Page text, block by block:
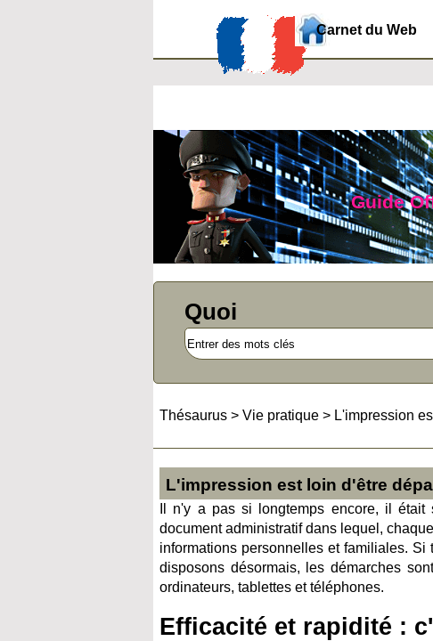
Carnet du Web
Guide
Quoi
Thésaurus > Vie pratique > L'impression
L'impression est loin d'être
Il n'y a pas si longtemps encore, il était
document administratif dans lequel,
informations personnelles et familiales.
disposons désormais, les démarches
ordinateurs, tablettes et téléphones.
Efficacité et rapidité :